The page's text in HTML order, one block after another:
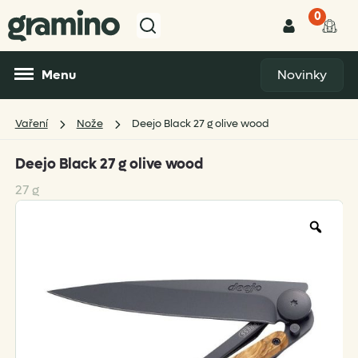
0
Menu Novinky
Vaření Nože Deejo Black 27 g olive wood
Deejo Black 27 g olive wood
27 g